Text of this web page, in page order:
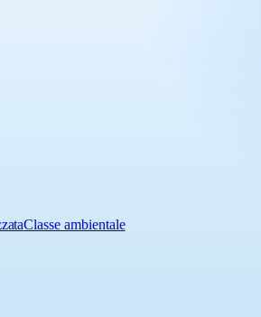
Classe ambientale